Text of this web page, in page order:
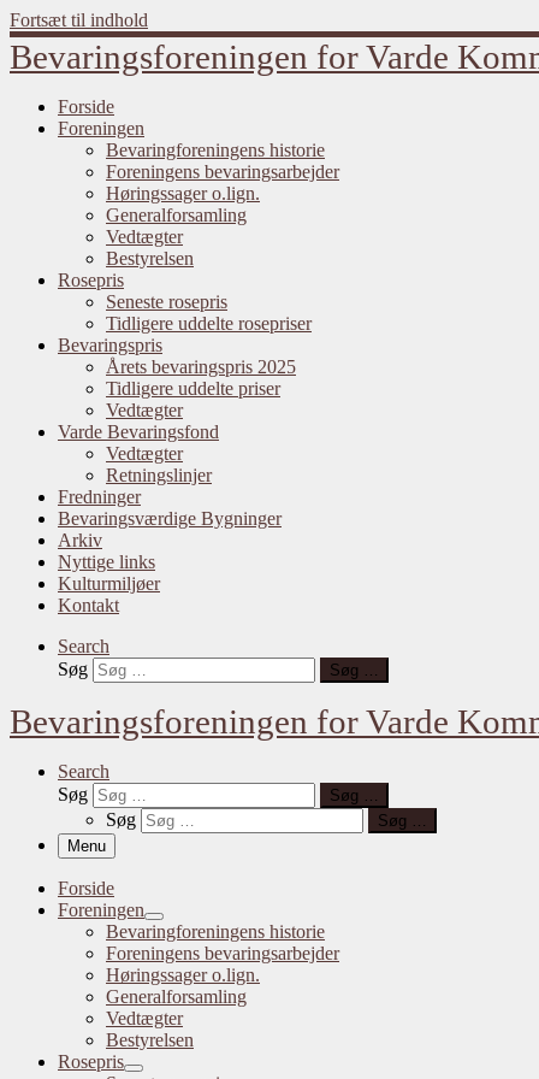
Fortsæt til indhold
Bevaringsforeningen for Varde
Forside
Foreningen
Bevaringforeningens historie
Foreningens bevaringsarbejder
Høringssager o.lign.
Generalforsamling
Vedtægter
Bestyrelsen
Rosepris
Seneste rosepris
Tidligere uddelte rosepriser
Bevaringspris
Årets bevaringspris 2025
Tidligere uddelte priser
Vedtægter
Varde Bevaringsfond
Vedtægter
Retningslinjer
Fredninger
Bevaringsværdige Bygninger
Arkiv
Nyttige links
Kulturmiljøer
Kontakt
Search
Søg
Søg …
Bevaringsforeningen for Varde
Search
Søg
Søg …
Søg
Søg …
Menu
Forside
Foreningen
Bevaringforeningens historie
Foreningens bevaringsarbejder
Høringssager o.lign.
Generalforsamling
Vedtægter
Bestyrelsen
Rosepris